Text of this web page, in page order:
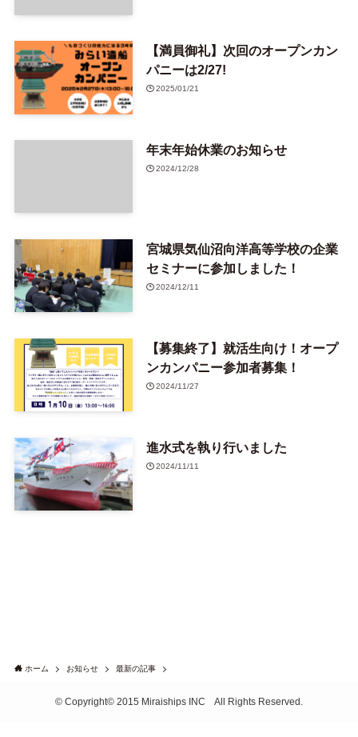
【満員御礼】次回のオープンカン
パニーは2/27!
2025/01/21
年末年始休業のお知らせ
2024/12/28
宮城県気仙沼向洋高等学校の企業
セミナーに参加しました！
2024/12/11
【募集終了】就活生向け！オープ
ンカンパニー参加者募集！
2024/11/27
進水式を執り行いました
2024/11/11
ホーム お知らせ 最新の記事
© Copyright© 2015 Miraiships INC All Rights Reserved.